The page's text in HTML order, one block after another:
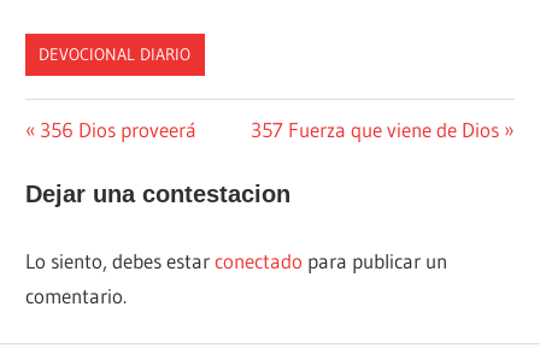
DEVOCIONAL DIARIO
Navegación
de
Entrada
356 Dios proveerá
Siguiente
357 Fuerza que viene de Dios
Dejar una contestacion
Lo siento, debes estarconectado para publicar un
comentario.